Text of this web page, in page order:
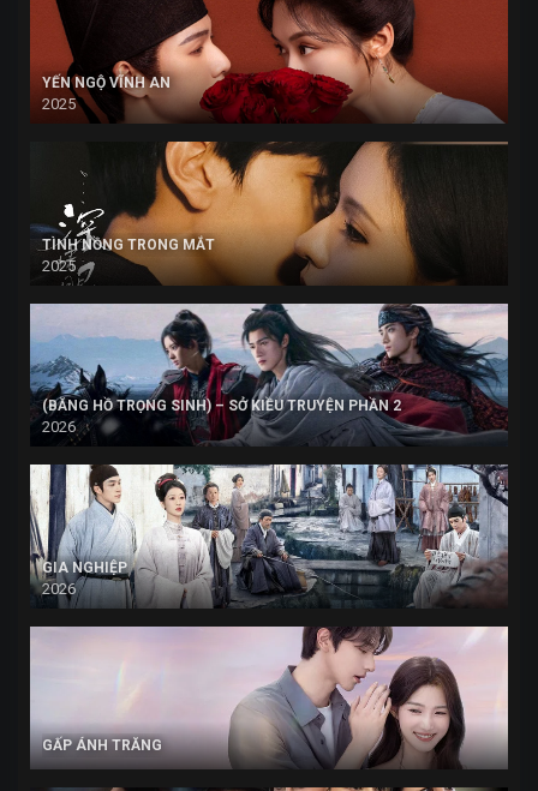
YẾN NGỘ VĨNH AN
2025
TÌNH NỒNG TRONG MẮT
2025
(BĂNG HỒ TRỌNG SINH) – SỞ KIỀU TRUYỆN PHẦN 2
2026
GIA NGHIỆP
2026
GẤP ÁNH TRĂNG